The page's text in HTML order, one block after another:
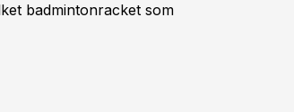
badmintonracket som